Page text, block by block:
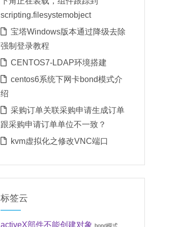
scripting.filesystemobject
宝塔Windows版本通过降级去除
强制登录教程
CENTOS7-LDAP环境搭建
centos6系统下网卡bond模式介
绍
采购订单关联采购申请生成订单
跟采购申请订单单位不一致？
kvm虚拟化之修改VNC端口
标签云
activeX部件不能创建对象 bond模式